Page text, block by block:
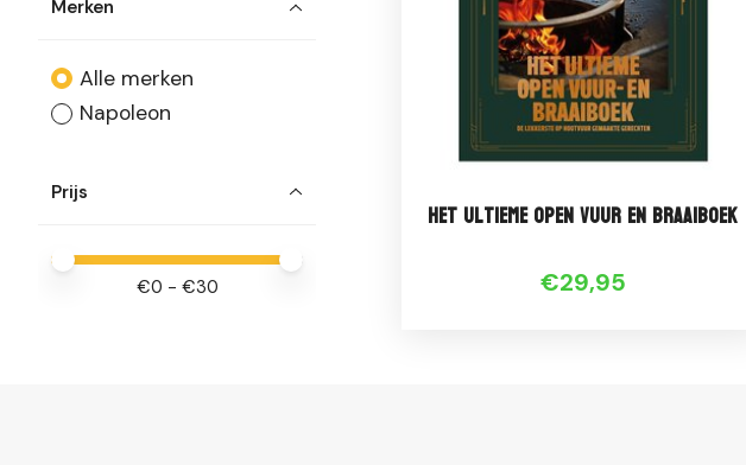
Merken
Alle merken
Napoleon
Prijs
Minimale prijswaarde
Price maximum value
€0 - €30
Het Ultieme Open Vuur en Braaiboek
€29,95